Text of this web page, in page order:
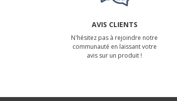
AVIS CLIENTS
N'hésitez pas à rejoindre notre
communauté en laissant votre
avis sur un produit !